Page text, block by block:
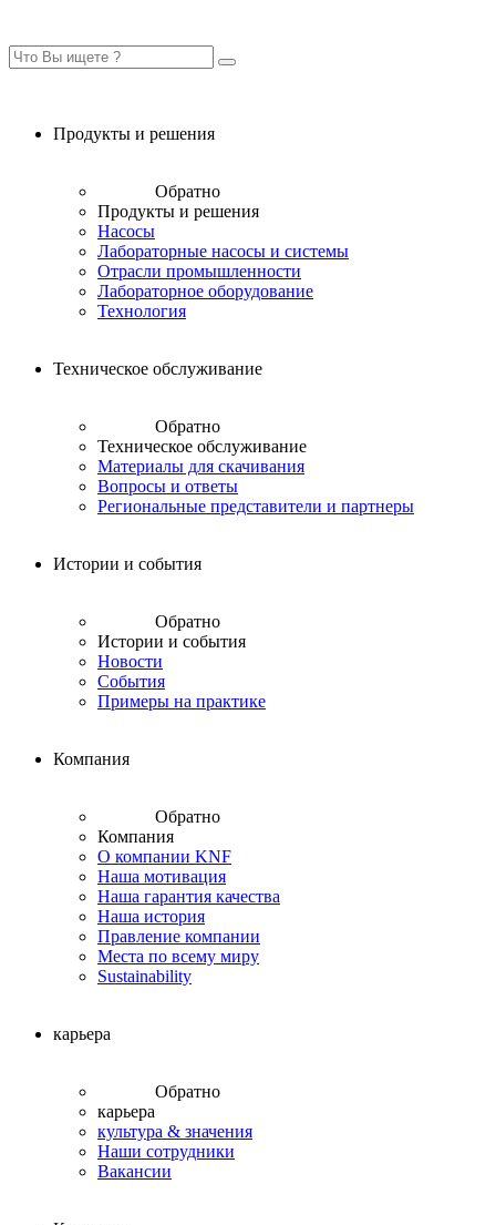
Продукты и решения
Обратно
Продукты и решения
Насосы
Лабораторные насосы и системы
Отрасли промышленности
Лабораторное оборудование
Технология
Техническое обслуживание
Обратно
Техническое обслуживание
Материалы для скачивания
Вопросы и ответы
Региональные представители и партнеры
Истории и события
Обратно
Истории и события
Новости
События
Примеры на практике
Компания
Обратно
Компания
О компании KNF
Наша мотивация
Наша гарантия качества
Наша история
Правление компании
Места по всему миру
Sustainability
карьера
Обратно
карьера
культура & значения
Наши сотрудники
Вакансии